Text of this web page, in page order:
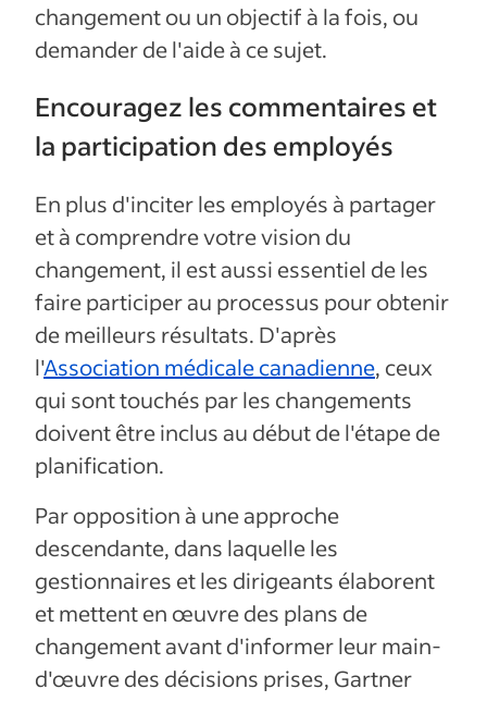
changement ou un objectif à la fois, ou
demander de l'aide à ce sujet.
Encouragez les commentaires et
la participation des employés
En plus d'inciter les employés à partager
et à comprendre votre vision du
changement, il est aussi essentiel de les
faire participer au processus pour obtenir
de meilleurs résultats. D'après
l'Association médicale canadienne, ceux
qui sont touchés par les changements
doivent être inclus au début de l'étape de
planification.
Par opposition à une approche
descendante, dans laquelle les
gestionnaires et les dirigeants élaborent
et mettent en œuvre des plans de
changement avant d'informer leur main-
d'œuvre des décisions prises, Gartner